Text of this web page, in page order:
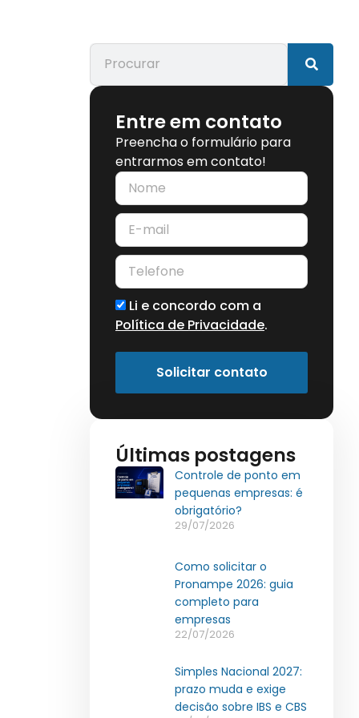
Entre em contato
Preencha o formulário para
entrarmos em contato!
Li e concordo com a
Política de Privacidade.
Solicitar contato
Últimas postagens
Controle de ponto em
pequenas empresas: é
obrigatório?
29/07/2026
Como solicitar o
Pronampe 2026: guia
completo para
empresas
22/07/2026
Simples Nacional 2027:
prazo muda e exige
decisão sobre IBS e CBS